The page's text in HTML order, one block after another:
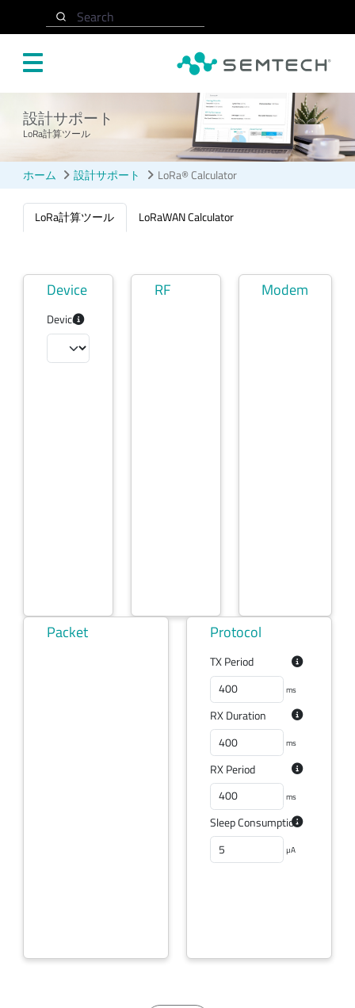
Search
設計サポート
LoRa計算ツール
ホーム 設計サポート LoRa® Calculator
LoRa計算ツール LoRaWAN Calculator
Device
Device
RF Modem
Packet Protocol
TX Period
ms
RX Duration
ms
RX Period
ms
Sleep Consumption
µA